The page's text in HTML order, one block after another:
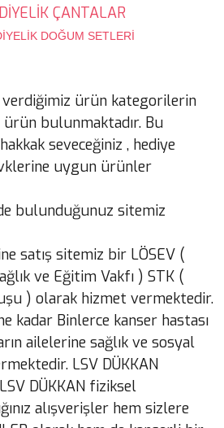
ÇANTALAR
DOĞUM SETLERİ
verdiğimiz ürün kategorilerin
bulunmaktadır. Bu
seveceğiniz , hediye
uygun ürünler
bulunduğunuz sitemiz
satış sitemiz bir LÖSEV (
ve Eğitim Vakfı ) STK (
) olarak hizmet vermektedir.
kadar Binlerce kanser hastası
ailelerine sağlık ve sosyal
LSV DÜKKAN
DÜKKAN fiziksel
alışverişler hem sizlere